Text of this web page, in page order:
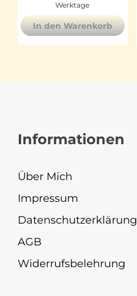
Werktage
In den Warenkorb
Informationen
Über Mich
Impressum
Datenschutzerklärung
AGB
Widerrufsbelehrung